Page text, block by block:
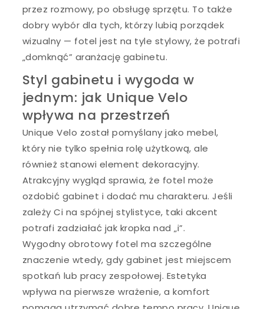
przez rozmowy, po obsługę sprzętu. To także
dobry wybór dla tych, którzy lubią porządek
wizualny — fotel jest na tyle stylowy, że potrafi
„domknąć” aranżację gabinetu.
Styl gabinetu i wygoda w
jednym: jak Unique Velo
wpływa na przestrzeń
Unique Velo został pomyślany jako mebel,
który nie tylko spełnia rolę użytkową, ale
również stanowi element dekoracyjny.
Atrakcyjny wygląd sprawia, że fotel może
ozdobić gabinet i dodać mu charakteru. Jeśli
zależy Ci na spójnej stylistyce, taki akcent
potrafi zadziałać jak kropka nad „i”.
Wygodny obrotowy fotel ma szczególne
znaczenie wtedy, gdy gabinet jest miejscem
spotkań lub pracy zespołowej. Estetyka
wpływa na pierwsze wrażenie, a komfort